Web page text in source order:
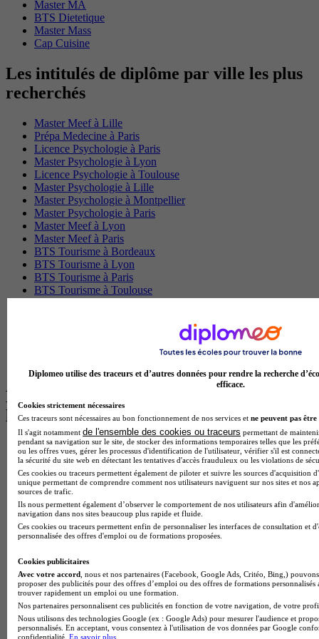
Master MA
BTS Dietetique
Master Mass
Cap Cuisine
Les intitulés de diplôme par ville les plus
recherchés
Master Meef à Lille
Prépa Medecine à Paris
Licence Psychologie à Paris
Master Psychologie à Lyon
Licence Psychologie à Toulouse
Master Psychologie à Lille
Master Psychologie à Montpellier
Master Psychologie à Paris
Master Meef à Lyon
Master Meef à Paris
BTS Tourisme à Bordeaux
BTS Tourisme à Lyon
BTS Tourisme à Paris
BTS Tourisme à Toulouse
BTS Communication à Bordeaux
BTS Communication à Lyon
Les intitulés de diplôme par alternance
les plus recherchés
BTS Esf en alternance
BTS Dietetique en alternance
BTS Mco en alternance
BTS Pi en alternance
BTS Sp3s en alternance
Master CCA en alternance
BTS Ndrc en alternance
BTS Sam en alternance
BTS Sio en alternance
MSc Marketing Digital en alternance
BTS Gpme en alternance
Cap Electricien en alternance
BTS Gpn en alternance
BTS Domotique en alternance
Diplomeo utilise des traceurs et d’autres données pour rendre la recherche
efficace.
Cookies strictement nécessaires
Ces traceurs sont nécessaires au bon fonctionnement de nos services et ne peuvent pas être
Il s'agit notamment de l'ensemble des cookies ou traceurs permettant de
pendant sa navigation sur le site, de stocker des informations temporaires telles que les
ou les offres vues, gérer les processus d'identification de l'utilisateur, vérifier s'il est
la sécurité du site web en détectant les tentatives d'accès frauduleux ou les violations de
Ces cookies ou traceurs permettent également de piloter et suivre les sources d'acquisition
unique permettant de comprendre comment nos utilisateurs naviguent sur nos sites et nos
sources de trafic.
Ils nous permettent également d’observer le comportement de nos utilisateurs afin
navigation dans nos sites beaucoup plus rapide et fluide.
Ces cookies ou traceurs permettent enfin de personnaliser les interfaces de consultation et
personnalisée des offres d'emploi ou de formations proposées.
Cookies publicitaires
Avec votre accord , nous et nos partenaires (Facebook, Google Ads, Critéo, Bing,)
proposer des publicités pour des offres d’emploi ou des offres de formations
trouver rapidement un emploi ou une formation.
Nos partenaires personnalisent ces publicités en fonction de votre navigation, de votre
Nous utilisons des technologies Google (ex : Google Ads) pour mesurer l'audience et
personnalisés. En acceptant, vous consentez à l'utilisation de vos données par Google
confidentialité. En savoir plus